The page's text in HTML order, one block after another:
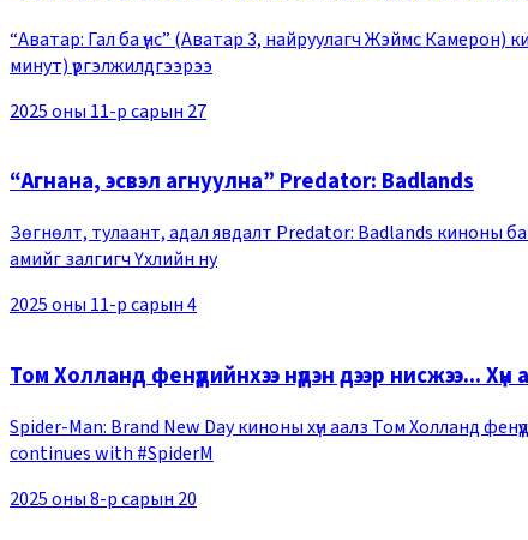
“Аватар: Гал ба үнс” (Аватар 3, найруулагч Жэймс
минут) үргэлжилдгээрээ
2025 оны 11-р сарын 27
“Агнана, эсвэл агнуулна” Predator: Badlands
Зөгнөлт, тулаант, адал явдалт Predator: Badlands киноны
амийг залгигч Үхлийн ну
2025 оны 11-р сарын 4
Том Холланд фенүүдийнхээ нүдэн дээр нисжээ...
Spider-Man: Brand New Day киноны хүн аалз Том Холланд
continues with #SpiderM
2025 оны 8-р сарын 20